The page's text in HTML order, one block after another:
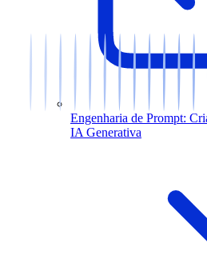
Engenharia de Prompt:
IA Generativa